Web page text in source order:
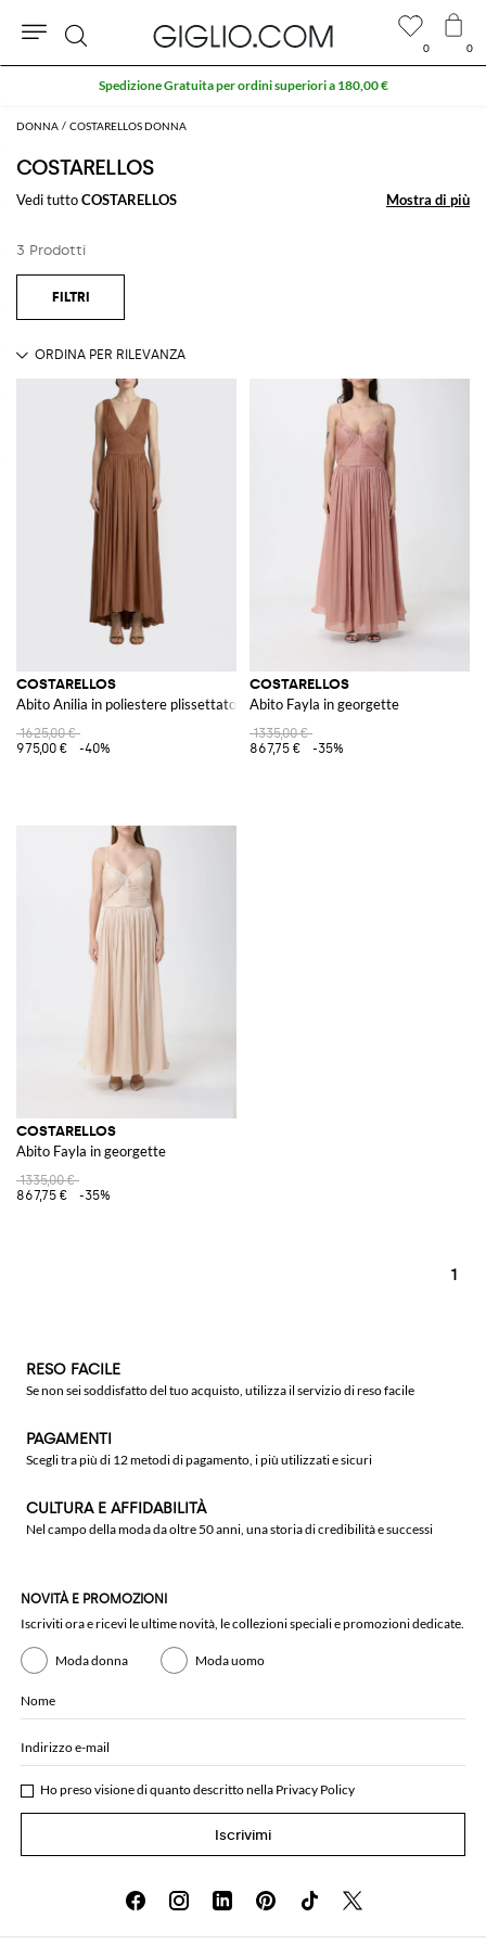
DONNA COSTARELLOS DONNA
COSTARELLOS
Vedi tuttoCOSTARELLOS Mostra di più
Mostra di più
3 Prodotti
COSTARELLOS
Abito Anilia in poliestere plissettato
1625,00 €
975,00 €
-40%
COSTARELLOS
Abito Fayla in georgette
1335,00 €
867,75 €
-35%
COSTARELLOS
Abito Fayla in georgette
1335,00 €
867,75 €
-35%
1
0 0
Cerca
Spedizione Gratuita per ordini superiori a 180,00 €
RESO FACILE
Se non sei soddisfatto del tuo acquisto, utilizza il servizio di reso facile
PAGAMENTI
Scegli tra più di 12 metodi di pagamento, i più utilizzati e sicuri
CULTURA E AFFIDABILITÀ
Nel campo della moda da oltre 50 anni, una storia di credibilità e successi
NOVITÀ E PROMOZIONI
Iscriviti ora e ricevi le ultime novità, le collezioni speciali e promozioni dedicate.
Moda donna Moda uomo
Nome
Indirizzo e-mail
Ho preso visione di quanto descritto nella Privacy Policy
Iscrivimi